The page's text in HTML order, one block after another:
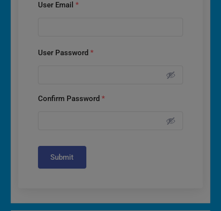
User Email *
User Password *
Confirm Password *
Submit